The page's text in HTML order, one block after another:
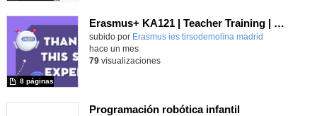
Erasmus+ KA121 | Teacher Training | Educational Robotics | Setúbal 2024
Contenido educativo.
subido por Erasmus ies tirsodemolina madrid
8 páginas
hace un mes
79visualizaciones
Programación robótica infantil